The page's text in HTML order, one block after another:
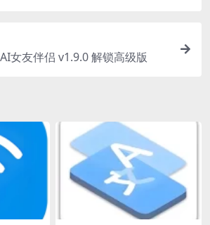
女友伴侣 v1.9.0 解锁高级版